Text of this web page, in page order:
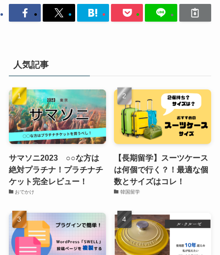
人気記事
サマソニ2023 ○○な方は
絶対プラチナ！プラチナチ
ケット完全レビュー！
おでかけ
【長期留学】スーツケース
は何個で行く？！最適な個
数とサイズはコレ！
韓国留学